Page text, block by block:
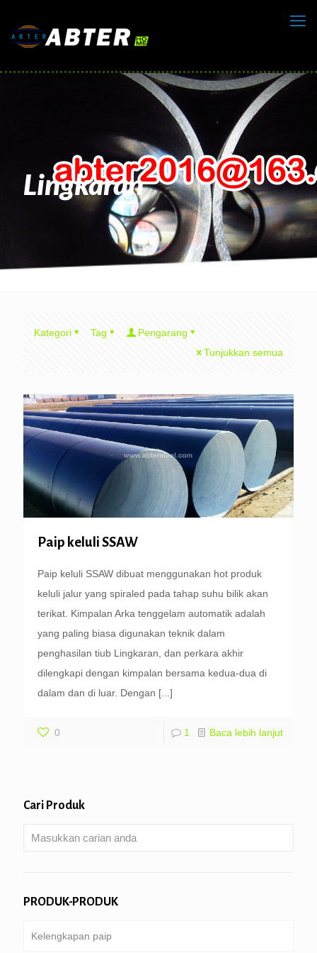
Lingkaran
Kategori Tag
Pengarang
Tunjukkan semua
Paip keluli SSAW
Paip keluli SSAW dibuat menggunakan hot produk
keluli jalur yang spiraled pada tahap suhu bilik akan
terikat. Kimpalan Arka tenggelam automatik adalah
yang paling biasa digunakan teknik dalam
penghasilan tiub Lingkaran, dan perkara akhir
dilengkapi dengan kimpalan bersama kedua-dua di
dalam dan di luar. Dengan [...]
0 1 Baca lebih lanjut
Cari Produk
PRODUK-PRODUK
Kelengkapan paip